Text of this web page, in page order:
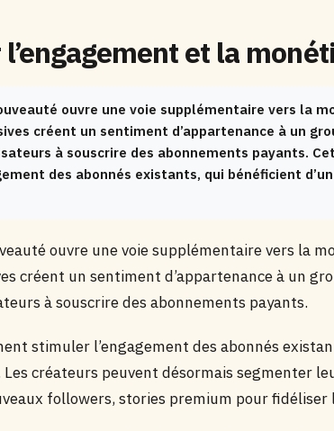
et la
ouvre une voie supplémentaire vers la
créent un sentiment d’appartenance à un
à souscrire des abonnements payants.
des abonnés existants, qui bénéficient
ouvre une voie supplémentaire vers la
créent un sentiment d’appartenance à un
à souscrire des abonnements payants.
stimuler l’engagement des abonnés
créateurs peuvent désormais segmenter
followers, stories premium pour fidéliser